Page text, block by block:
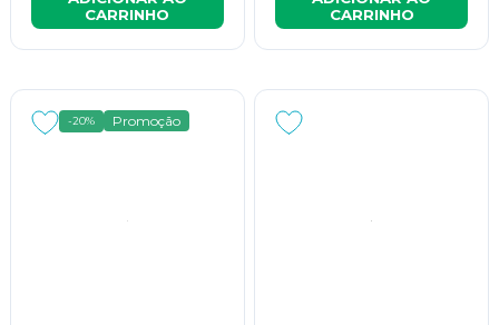
CARRINHO
CARRINHO
-20% Promoção